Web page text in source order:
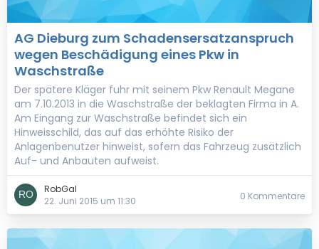
AG Dieburg zum Schadensersatzanspruch
wegen Beschädigung eines Pkw in
Waschstraße
Der spätere Kläger fuhr mit seinem Pkw Renault Megane
am 7.10.2013 in die Waschstraße der beklagten Firma in A.
Am Eingang zur Waschstraße befindet sich ein
Hinweisschild, das auf das erhöhte Risiko der
Anlagenbenutzer hinweist, sofern das Fahrzeug zusätzlich
Auf- und Anbauten aufweist.
RobGal
22. Juni 2015 um 11:30
0 Kommentare